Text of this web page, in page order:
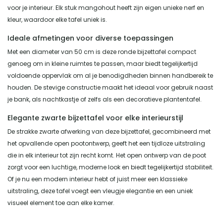
voor je interieur. Elk stuk mangohout heeft zijn eigen unieke nerf en
kleur, waardoor elke tafel uniek is.
Ideale afmetingen voor diverse toepassingen
Met een diameter van 50 cm is deze ronde bijzettafel compact
genoeg om in kleine ruimtes te passen, maar biedt tegelijkertijd
voldoende oppervlak om al je benodigdheden binnen handbereik te
houden. De stevige constructie maakt het ideaal voor gebruik naast
je bank, als nachtkastje of zelfs als een decoratieve plantentafel.
Elegante zwarte bijzettafel voor elke interieurstijl
De strakke zwarte afwerking van deze bijzettafel, gecombineerd met
het opvallende open pootontwerp, geeft het een tijdloze uitstraling
die in elk interieur tot zijn recht komt. Het open ontwerp van de poot
zorgt voor een luchtige, moderne look en biedt tegelijkertijd stabiliteit.
Of je nu een modern interieur hebt of juist meer een klassieke
uitstraling, deze tafel voegt een vleugje elegantie en een uniek
visueel element toe aan elke kamer.